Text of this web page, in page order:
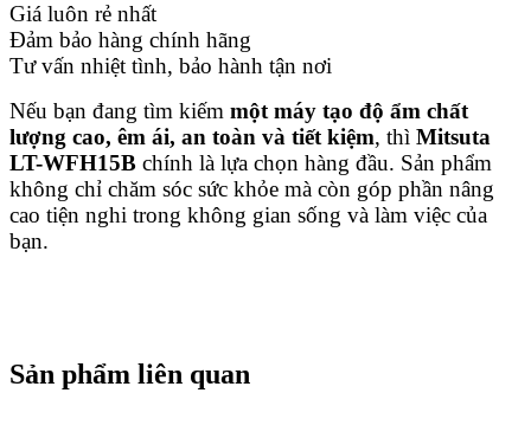
Giá luôn rẻ nhất
Đảm bảo hàng chính hãng
Tư vấn nhiệt tình, bảo hành tận nơi
Nếu bạn đang tìm kiếm một máy tạo độ ẩm chất
lượng cao, êm ái, an toàn và tiết kiệm, thì Mitsuta
LT-WFH15B chính là lựa chọn hàng đầu. Sản phẩm
không chỉ chăm sóc sức khỏe mà còn góp phần nâng
cao tiện nghi trong không gian sống và làm việc của
bạn.
Sản phẩm liên quan